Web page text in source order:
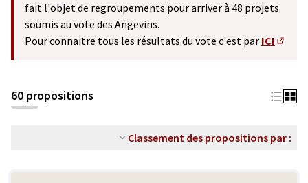
fait l'objet de regroupements pour arriver à 48 projets
soumis au vote des Angevins.
Pour connaitre tous les résultats du vote c'est par ICI
60 propositions
Classement des propositions par :